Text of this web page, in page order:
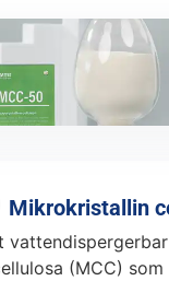
Mikrokristallin
(MCC)